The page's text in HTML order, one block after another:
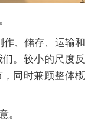
作、储存、运输和
。较小的尺度反
同时兼顾整体概
。